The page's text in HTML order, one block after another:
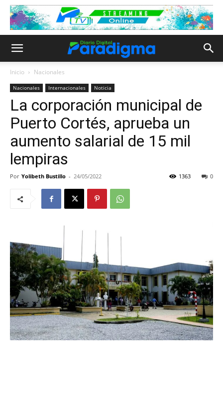
Inicio Nacionales
Nacionales Internacionales Noticia
La corporación municipal de
Puerto Cortés, aprueba un
aumento salarial de 15 mil
lempiras
Por Yolibeth Bustillo - 24/05/2022 0
1363